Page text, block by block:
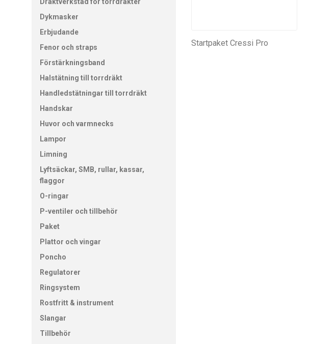
Dykmasker
Erbjudande
Fenor och straps
Förstärkningsband
Halstätning till torrdräkt
Handledstätningar till torrdräkt
Handskar
Huvor och varmnecks
Lampor
Limning
Lyftsäckar, SMB, rullar, kassar,
flaggor
O-ringar
P-ventiler och tillbehör
Paket
Plattor och vingar
Poncho
Regulatorer
Ringsystem
Rostfritt & instrument
Slangar
Tillbehör
Startpaket Cressi Pro